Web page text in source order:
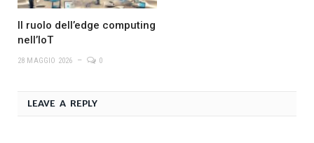
Il ruolo dell’edge computing
nell’IoT
28 MAGGIO 2026 0
LEAVE A REPLY